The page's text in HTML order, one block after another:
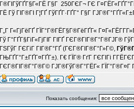
Г®ГІГўГҐГ§Г«ГЁ Г§Г 250ГЄГ¬ ГЄ
ГЁ Гў ГІГ®ГІ Г¦ГҐ ГўГҐГ·ГҐГ° Г§Г
Г„Г Г«ГјГёГҐ ГЇГ°Г®ГЁГ§Г®ГёГҐГ«
Гў Г°ГҐГ§ГіГ«ГјГІГ ГІГҐ ГЄГ®ГІГ®Г°Г®ГЈГ®
ГЅГўГ ГЄГіГ ГІГ®Г°ГҐ (ГЄГ®ГІГ®Г°Г»Г©,
ГЊГҐГ°Г±ГҐГ¤ГҐГ±). Г€ ГЇГ® ГґГ ГЄГІГі
ГЄГ®ГІГ®Г°Г®Г© ГЈГ®ГўГ®Г°ГЁГ« ГЇГ°Г®Г¤Г
Показать сообщения: